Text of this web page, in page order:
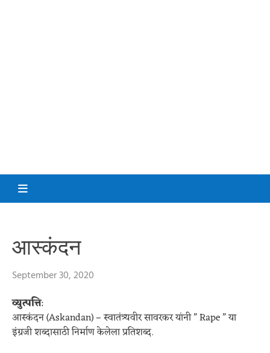
आस्कंदन
September 30, 2020
व्युत्पत्ति:
आस्कंदन (Askandan) – स्वातंत्र्यवीर सावरकर यांनी ” Rape ” या
इंग्रजी शब्दासाठी निर्माण केलेला प्रतिशब्द.